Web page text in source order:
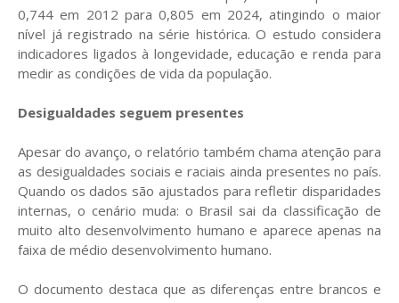
0,744 em 2012 para 0,805 em 2024, atingindo o maior
nível já registrado na série histórica. O estudo considera
indicadores ligados à longevidade, educação e renda para
medir as condições de vida da população.
Desigualdades seguem presentes
Apesar do avanço, o relatório também chama atenção para
as desigualdades sociais e raciais ainda presentes no país.
Quando os dados são ajustados para refletir disparidades
internas, o cenário muda: o Brasil sai da classificação de
muito alto desenvolvimento humano e aparece apenas na
faixa de médio desenvolvimento humano.
O documento destaca que as diferenças entre brancos e